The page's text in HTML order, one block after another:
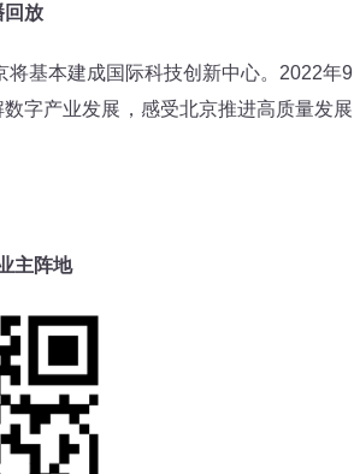
回放
基本建成国际科技创新中心。2022年9
字产业发展，感受北京推进高质量发展
主阵地